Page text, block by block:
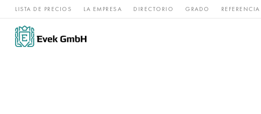
LISTA DE PRECIOS LA EMPRESA DIRECTORIO GRADO REFERENCIA
Aleaciones de
níquel
acero